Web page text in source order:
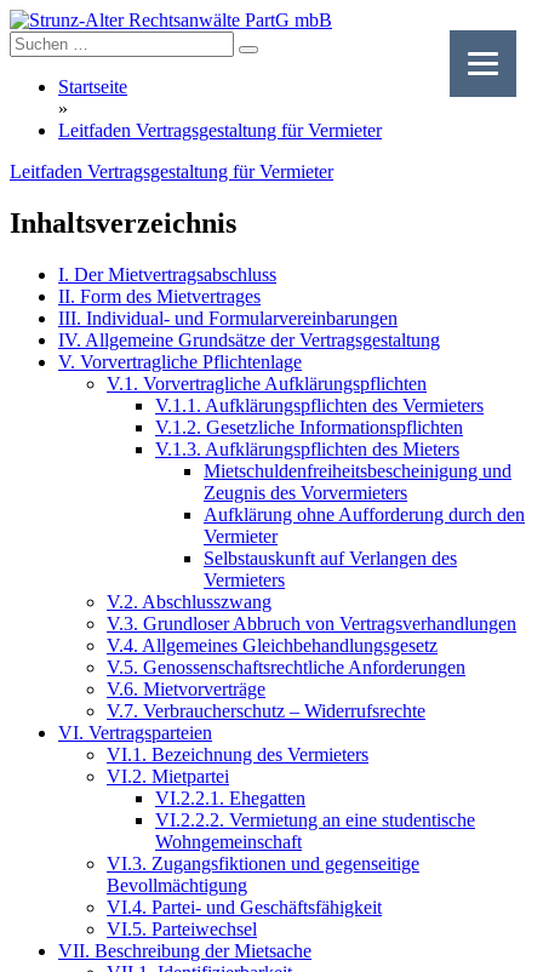
Skip
to
content
Startseite
»
Leitfaden Vertragsgestaltung für Vermieter
Leitfaden Vertragsgestaltung für Vermieter
Inhaltsverzeichnis
I. Der Mietvertragsabschluss
II. Form des Mietvertrages
III. Individual- und Formularvereinbarungen
IV. Allgemeine Grundsätze der Vertragsgestaltung
V. Vorvertragliche Pflichtenlage
V.1. Vorvertragliche Aufklärungspflichten
V.1.1. Aufklärungspflichten des Vermieters
V.1.2. Gesetzliche Informationspflichten
V.1.3. Aufklärungspflichten des Mieters
Mietschuldenfreiheitsbescheinigung und
Zeugnis des Vorvermieters
Aufklärung ohne Aufforderung durch den
Vermieter
Selbstauskunft auf Verlangen des
Vermieters
V.2. Abschlusszwang
V.3. Grundloser Abbruch von Vertragsverhandlungen
V.4. Allgemeines Gleichbehandlungsgesetz
V.5. Genossenschaftsrechtliche Anforderungen
V.6. Mietvorverträge
V.7. Verbraucherschutz – Widerrufsrechte
VI. Vertragsparteien
VI.1. Bezeichnung des Vermieters
VI.2. Mietpartei
VI.2.2.1. Ehegatten
VI.2.2.2. Vermietung an eine studentische
Wohngemeinschaft
VI.3. Zugangsfiktionen und gegenseitige
Bevollmächtigung
VI.4. Partei- und Geschäftsfähigkeit
VI.5. Parteiwechsel
VII. Beschreibung der Mietsache